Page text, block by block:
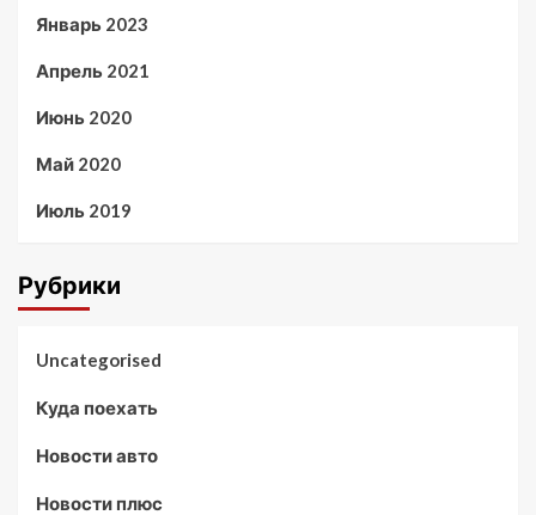
Январь 2023
Апрель 2021
Июнь 2020
Май 2020
Июль 2019
Рубрики
Uncategorised
Куда поехать
Новости авто
Новости плюс